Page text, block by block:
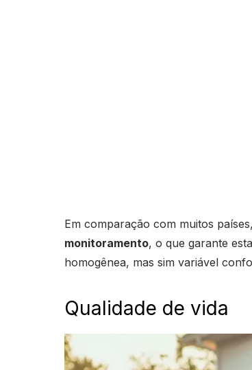
Em comparação com muitos
monitoramento, o que garante
homogênea, mas sim variável
Qualidade de vida